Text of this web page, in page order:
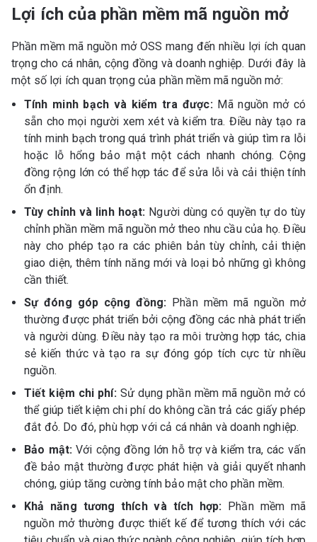
Lợi ích của phần mềm mã nguồn mở
Phần mềm mã nguồn mở OSS mang đến nhiều lợi ích quan
trọng cho cá nhân, cộng đồng và doanh nghiệp. Dưới đây là
một số lợi ích quan trọng của phần mềm mã nguồn mở:
Tính minh bạch và kiểm tra được:Mã nguồn mở có
sẵn cho mọi người xem xét và kiểm tra. Điều này tạo ra
tính minh bạch trong quá trình phát triển và giúp tìm ra lỗi
hoặc lỗ hổng bảo mật một cách nhanh chóng. Cộng
đồng rộng lớn có thể hợp tác để sửa lỗi và cải thiện tính
ổn định.
Tùy chỉnh và linh hoạt: Người dùng có quyền tự do tùy
chỉnh phần mềm mã nguồn mở theo nhu cầu của họ. Điều
này cho phép tạo ra các phiên bản tùy chỉnh, cải thiện
giao diện, thêm tính năng mới và loại bỏ những gì không
cần thiết.
Sự đóng góp cộng đồng: Phần mềm mã nguồn mở
thường được phát triển bởi cộng đồng các nhà phát triển
và người dùng. Điều này tạo ra môi trường hợp tác, chia
sẻ kiến thức và tạo ra sự đóng góp tích cực từ nhiều
nguồn.
Tiết kiệm chi phí:Sử dụng phần mềm mã nguồn mở có
thể giúp tiết kiệm chi phí do không cần trả các giấy phép
đắt đỏ. Do đó, phù hợp với cả cá nhân và doanh nghiệp.
Bảo mật: Với cộng đồng lớn hỗ trợ và kiểm tra, các vấn
đề bảo mật thường được phát hiện và giải quyết nhanh
chóng, giúp tăng cường tính bảo mật cho phần mềm.
Khả năng tương thích và tích hợp: Phần mềm mã
nguồn mở thường được thiết kế để tương thích với các